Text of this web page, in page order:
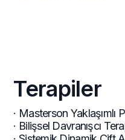
Terapiler
· Masterson
· Bilişsel Davranışcı